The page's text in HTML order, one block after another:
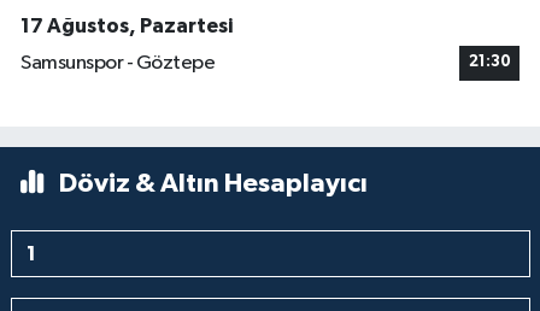
17 Ağustos, Pazartesi
Samsunspor - Göztepe
21:30
Döviz & Altın Hesaplayıcı